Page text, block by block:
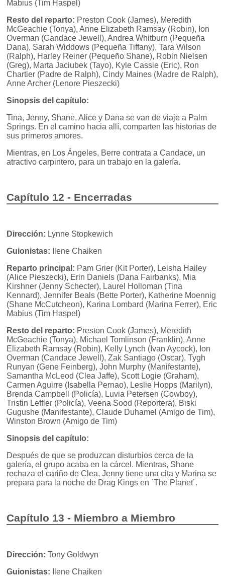
Mabius (Tim Haspel)
Resto del reparto: Preston Cook (James), Meredith
McGeachie (Tonya), Anne Elizabeth Ramsay (Robin), Ion
Overman (Candace Jewell), Andrea Whitburn (Pequeña
Dana), Sarah Widdows (Pequeña Tiffany), Tara Wilson
(Ralph), Harley Reiner (Pequeño Shane), Robin Nielsen
(Greg), Marta Jaciubek (Tayo), Kyle Cassie (Eric), Ron
Chartier (Padre de Ralph), Cindy Maines (Madre de Ralph),
Anne Archer (Lenore Pieszecki)
Sinopsis del capítulo:
Tina, Jenny, Shane, Alice y Dana se van de viaje a Palm
Springs. En el camino hacia allí, comparten las historias de
sus primeros amores.
Mientras, en Los Ángeles, Berre contrata a Candace, un
atractivo carpintero, para un trabajo en la galería.
Capítulo 12 - Encerradas
Dirección: Lynne Stopkewich
Guionistas: Ilene Chaiken
Reparto principal: Pam Grier (Kit Porter), Leisha Hailey
(Alice Pieszecki), Erin Daniels (Dana Fairbanks), Mia
Kirshner (Jenny Schecter), Laurel Holloman (Tina
Kennard), Jennifer Beals (Bette Porter), Katherine Moennig
(Shane McCutcheon), Karina Lombard (Marina Ferrer), Eric
Mabius (Tim Haspel)
Resto del reparto: Preston Cook (James), Meredith
McGeachie (Tonya), Michael Tomlinson (Franklin), Anne
Elizabeth Ramsay (Robin), Kelly Lynch (Ivan Aycock), Ion
Overman (Candace Jewell), Zak Santiago (Oscar), Tygh
Runyan (Gene Feinberg), John Murphy (Manifestante),
Samantha McLeod (Clea Jaffe), Scott Logie (Graham),
Carmen Aguirre (Isabella Pernao), Leslie Hopps (Marilyn),
Brenda Campbell (Policía), Luvia Petersen (Cowboy),
Tristin Leffler (Policía), Veena Sood (Reportera), Biski
Gugushe (Manifestante), Claude Duhamel (Amigo de Tim),
Winston Brown (Amigo de Tim)
Sinopsis del capítulo:
Después de que se produzcan disturbios cerca de la
galería, el grupo acaba en la cárcel. Mientras, Shane
rechaza el cariño de Clea, Jenny tiene una cita y Marina se
prepara para la noche de Drag Kings en `The Planet´.
Capítulo 13 - Miembro a Miembro
Dirección: Tony Goldwyn
Guionistas: Ilene Chaiken